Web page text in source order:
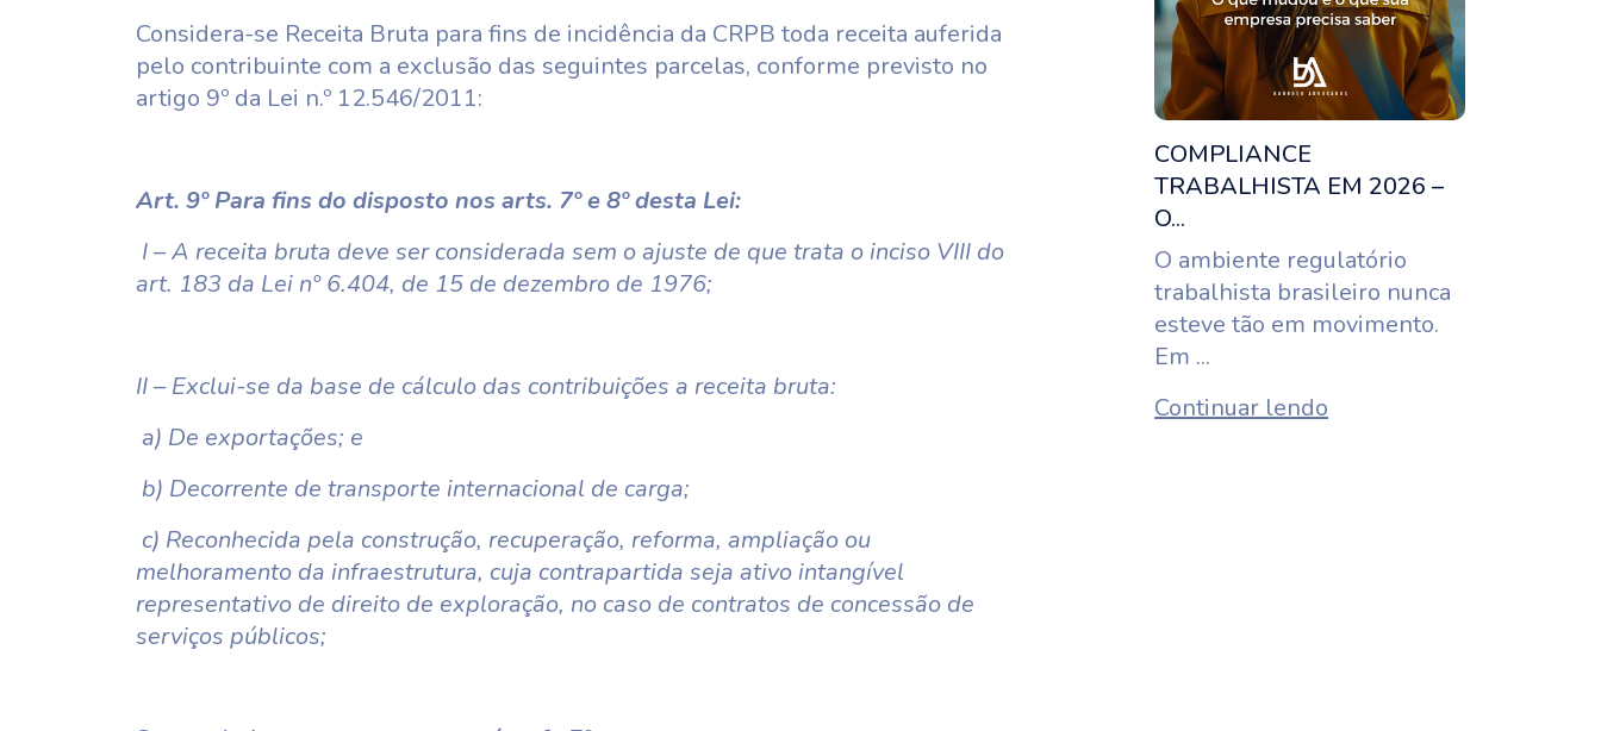
Considera-se Receita Bruta para fins de incidência da CRPB toda receita auferida
pelo contribuinte com a exclusão das seguintes parcelas, conforme previsto no
artigo 9º da Lei n.º 12.546/2011:
Art. 9º Para fins do disposto nos arts. 7º e 8º desta Lei:
I – A receita bruta deve ser considerada sem o ajuste de que trata o inciso VIII do
art. 183 da Lei nº 6.404, de 15 de dezembro de 1976;
II – Exclui-se da base de cálculo das contribuições a receita bruta:
a) De exportações; e
b) Decorrente de transporte internacional de carga;
c) Reconhecida pela construção, recuperação, reforma, ampliação ou
melhoramento da infraestrutura, cuja contrapartida seja ativo intangível
representativo de direito de exploração, no caso de contratos de concessão de
serviços públicos;
COMPLIANCE
TRABALHISTA EM 2026 –
O...
O ambiente regulatório
trabalhista brasileiro nunca
esteve tão em movimento.
Em ...
Continuar lendo